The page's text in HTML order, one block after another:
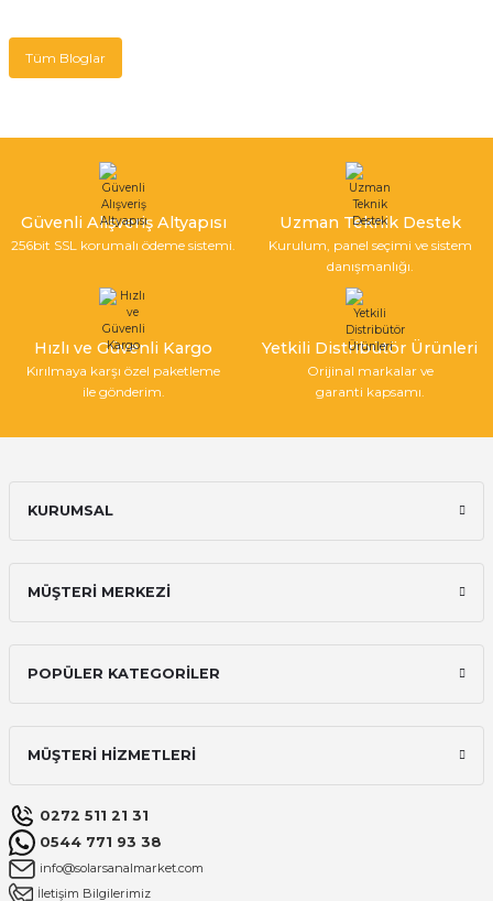
Tüm Bloglar
Güvenli Alışveriş Altyapısı
256bit SSL korumalı ödeme sistemi.
Uzman Teknik Destek
Kurulum, panel seçimi ve sistem
danışmanlığı.
Hızlı ve Güvenli Kargo
Kırılmaya karşı özel paketleme
ile gönderim.
Yetkili Distribütör Ürünleri
Orijinal markalar ve
garanti kapsamı.
KURUMSAL
MÜŞTERİ MERKEZİ
POPÜLER KATEGORİLER
MÜŞTERİ HİZMETLERİ
0272 511 21 31
0544 771 93 38
info@solarsanalmarket.com
İletişim Bilgilerimiz